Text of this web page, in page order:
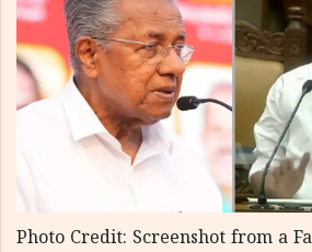
Photo Credit: Screenshot from a